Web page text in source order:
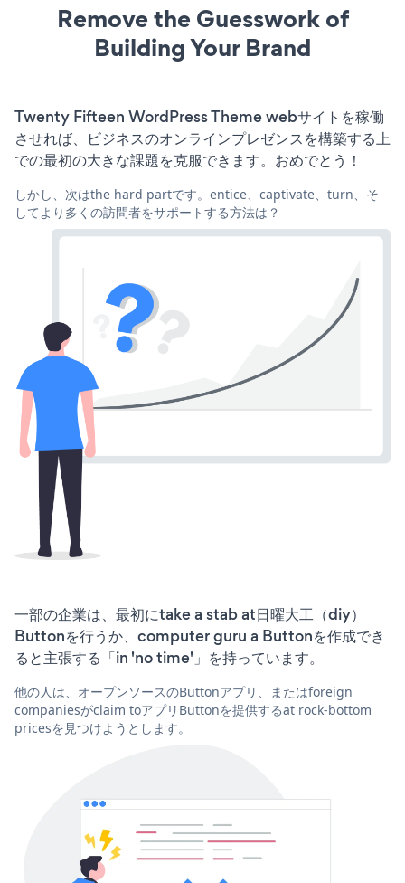
Remove the Guesswork of
Building Your Brand
Twenty Fifteen WordPress Theme webサイトを稼働
させれば、ビジネスのオンラインプレゼンスを構築する上
での最初の大きな課題を克服できます。おめでとう！
しかし、次はthe hard partです。entice、captivate、turn、そ
してより多くの訪問者をサポートする方法は？
一部の企業は、最初にtake a stab at日曜大工（diy）
Buttonを行うか、computer guru a Buttonを作成でき
ると主張する「in 'no time'」を持っています。
他の人は、オープンソースのButtonアプリ、またはforeign
companiesがclaim toアプリButtonを提供するat rock-bottom
pricesを見つけようとします。